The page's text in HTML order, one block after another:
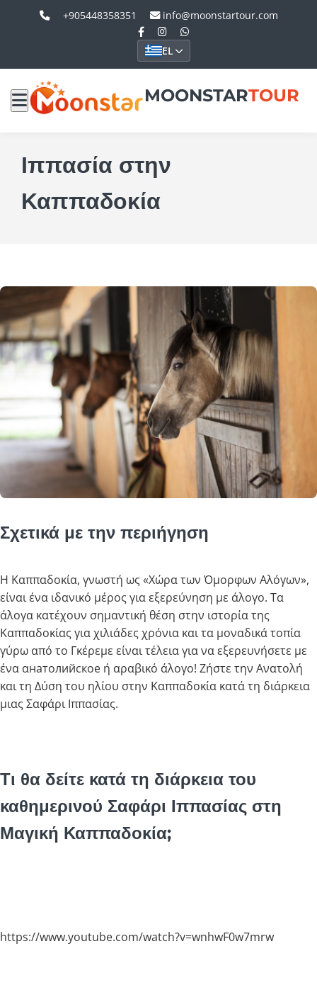
+905448358351 info@moonstartour.com
EL
MOONSTARTOUR
Ιππασία στην
Καππαδοκία
Σχετικά με την περιήγηση
Η Καππαδοκία, γνωστή ως «Χώρα των Όμορφων Αλόγων»,
είναι ένα ιδανικό μέρος για εξερεύνηση με άλογο. Τα
άλογα κατέχουν σημαντική θέση στην ιστορία της
Καππαδοκίας για χιλιάδες χρόνια και τα μοναδικά τοπία
γύρω από το Γκέρεμε είναι τέλεια για να εξερευνήσετε με
ένα αнатолийское ή αραβικό άλογο! Ζήστε την Ανατολή
και τη Δύση του ηλίου στην Καππαδοκία κατά τη διάρκεια
μιας Σαφάρι Ιππασίας.
Τι θα δείτε κατά τη διάρκεια του
καθημερινού Σαφάρι Ιππασίας στη
Μαγική Καππαδοκία;
https://www.youtube.com/watch?v=wnhwF0w7mrw